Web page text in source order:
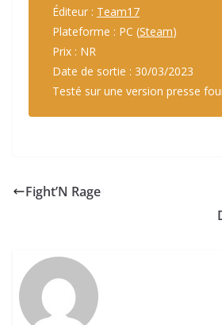
Éditeur : Team17
Plateforme : PC (Steam)
Prix : NR
Date de sortie : 30/03/2023
Testé sur une version presse
Fight’N Rage